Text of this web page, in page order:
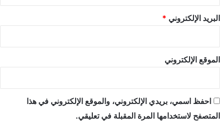
البريد الإلكتروني *
الموقع الإلكتروني
احفظ اسمي، بريدي الإلكتروني، والموقع الإلكتروني في هذا
المتصفح لاستخدامها المرة المقبلة في تعليقي.